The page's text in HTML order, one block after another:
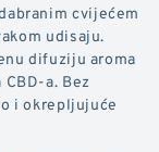
cvijećem
udisaju.
difuziju aroma
a. Bez
i okrepljujuće